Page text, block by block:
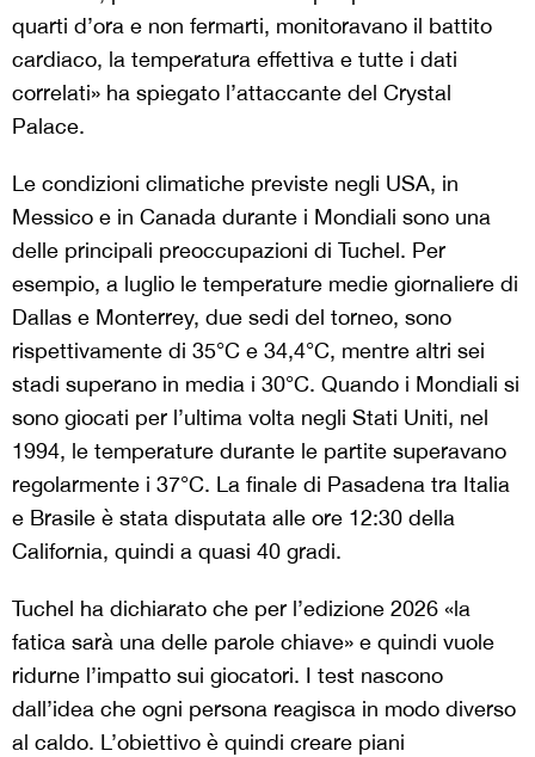
quarti d’ora e non fermarti, monitoravano il battito
cardiaco, la temperatura effettiva e tutte i dati
correlati» ha spiegato l’attaccante del Crystal
Palace.
Le condizioni climatiche previste negli USA, in
Messico e in Canada durante i Mondiali sono una
delle principali preoccupazioni di Tuchel. Per
esempio, a luglio le temperature medie giornaliere di
Dallas e Monterrey, due sedi del torneo, sono
rispettivamente di 35°C e 34,4°C, mentre altri sei
stadi superano in media i 30°C. Quando i Mondiali si
sono giocati per l’ultima volta negli Stati Uniti, nel
1994, le temperature durante le partite superavano
regolarmente i 37°C. La finale di Pasadena tra Italia
e Brasile è stata disputata alle ore 12:30 della
California, quindi a quasi 40 gradi.
Tuchel ha dichiarato che per l’edizione 2026 «la
fatica sarà una delle parole chiave» e quindi vuole
ridurne l’impatto sui giocatori. I test nascono
dall’idea che ogni persona reagisca in modo diverso
al caldo. L’obiettivo è quindi creare piani